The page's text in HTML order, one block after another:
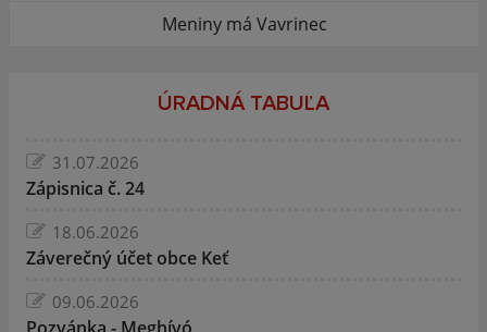
Meniny má Vavrinec
ÚRADNÁ TABUĽA
31.07.2026
Zápisnica č. 24
18.06.2026
Záverečný účet obce Keť
09.06.2026